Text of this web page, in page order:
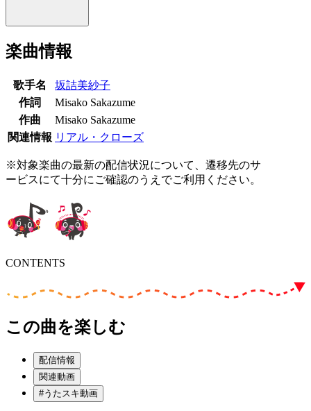
楽曲情報
歌手名
坂詰美紗子
作詞
Misako Sakazume
作曲
Misako Sakazume
関連情報 リアル・クローズ
※対象楽曲の最新の配信状況について、遷移先のサ
ービスにて十分にご確認のうえでご利用ください。
CONTENTS
この曲を楽しむ
配信情報
関連動画
#うたスキ動画